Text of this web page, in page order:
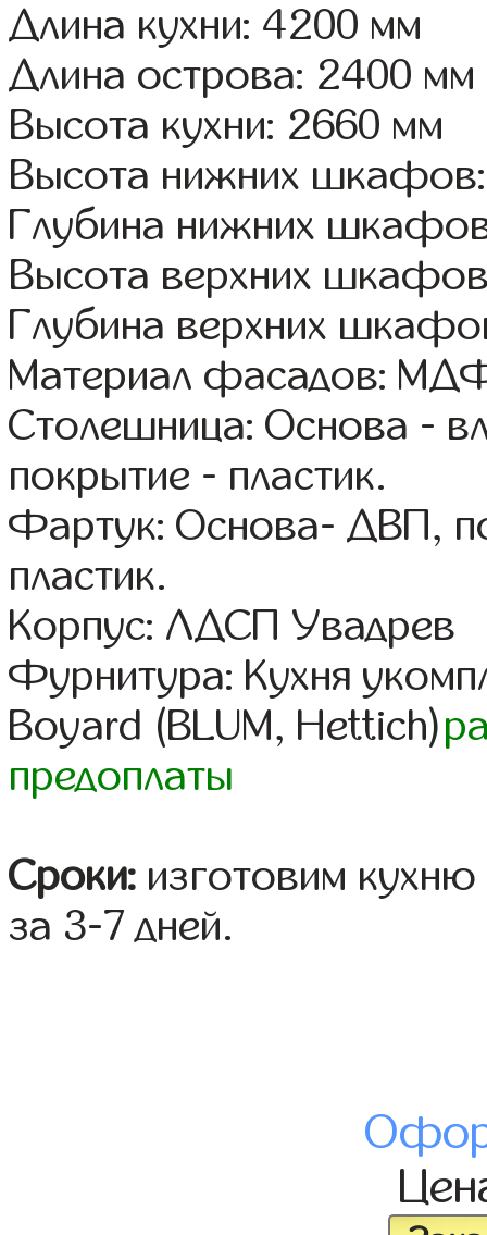
Длина кухни: 4200 мм
Длина острова: 2400 мм
Высота кухни: 2660 мм
Высота нижних
Глубина нижних
Высота верхних
Глубина верхних
Материал фасадов:
Столешница: Основа -
покрытие - пластик.
Фартук: Основа- ДВП,
пластик.
Корпус: ЛДСП Увадрев
Фурнитура: Кухня
Boyard (BLUM, Hettich)
предоплаты
Сроки: изготовим
за 3-7 дней.